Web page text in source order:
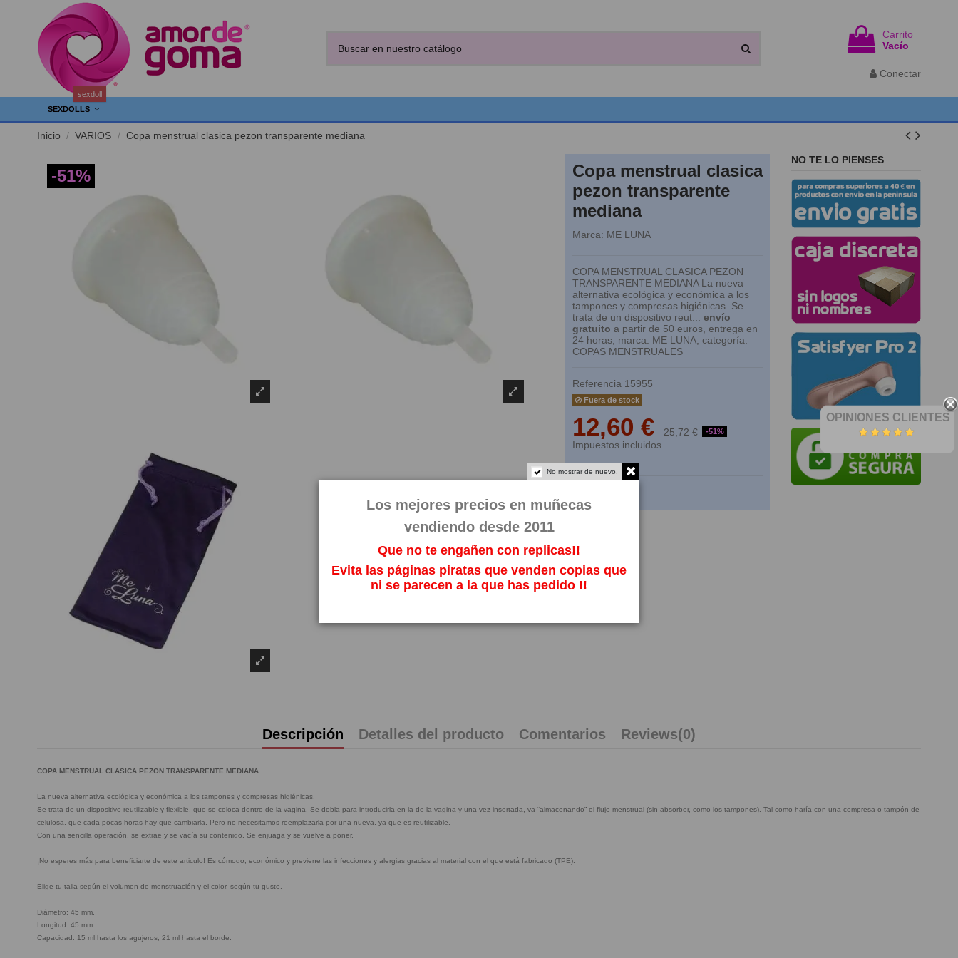
Carrito
Vacío
Conectar
SEXDOLLS
sexdoll
Inicio VARIOS Copa menstrual clasica pezon transparente mediana
-51%
Copa menstrual clasica
pezon transparente
mediana
Marca: ME LUNA
COPA MENSTRUAL CLASICA PEZON
TRANSPARENTE MEDIANA La nueva
alternativa ecológica y económica a los
tampones y compresas higiénicas. Se
trata de un dispositivo reut... envío
gratuito a partir de 50 euros, entrega en
24 horas, marca: ME LUNA, categoría:
COPAS MENSTRUALES
Referencia 15955
Fuera de stock
12,60 € 25,72 € -51%
Impuestos incluidos
NO TE LO PIENSES
Descripción Detalles del producto Comentarios Reviews(0)
COPA MENSTRUAL CLASICA PEZON TRANSPARENTE MEDIANA
La nueva alternativa ecológica y económica a los tampones y compresas higiénicas.
Se trata de un dispositivo reutilizable y flexible, que se coloca dentro de la vagina. Se dobla para introducirla en la de la vagina y una vez insertada, va “almacenando” el flujo menstrual (sin absorber, como los tampones). Tal como haría con una compresa o tampón de
celulosa, que cada pocas horas hay que cambiarla. Pero no necesitamos reemplazarla por una nueva, ya que es reutilizable.
Con una sencilla operación, se extrae y se vacía su contenido. Se enjuaga y se vuelve a poner.
¡No esperes más para beneficiarte de este articulo! Es cómodo, económico y previene las infecciones y alergias gracias al material con el que está fabricado (TPE).
Elige tu talla según el volumen de menstruación y el color, según tu gusto.
Diámetro: 45 mm.
Longitud: 45 mm.
Capacidad: 15 ml hasta los agujeros, 21 ml hasta el borde.
OPINIONES CLIENTES
No mostrar de nuevo.
Los mejores precios en muñecas
vendiendo desde 2011
Que no te engañen con replicas!!
Evita las páginas piratas que venden copias que
ni se parecen a la que has pedido !!